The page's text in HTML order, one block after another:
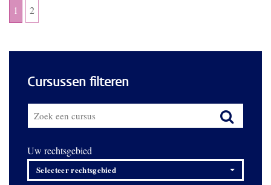
1 2
Cursussen filteren
Uw rechtsgebied
Selecteer rechtsgebied